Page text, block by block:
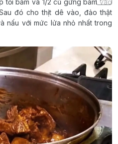
đó cho thịt dê vào, đảo thật
nấu với mức lửa nhỏ nhất trong